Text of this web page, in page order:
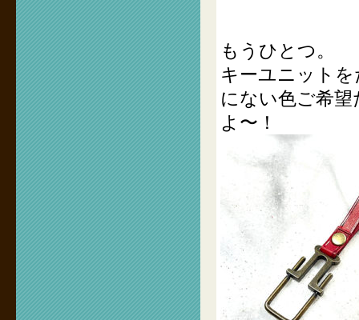
もうひとつ。
キーユニット
にない色ご希
よ〜！